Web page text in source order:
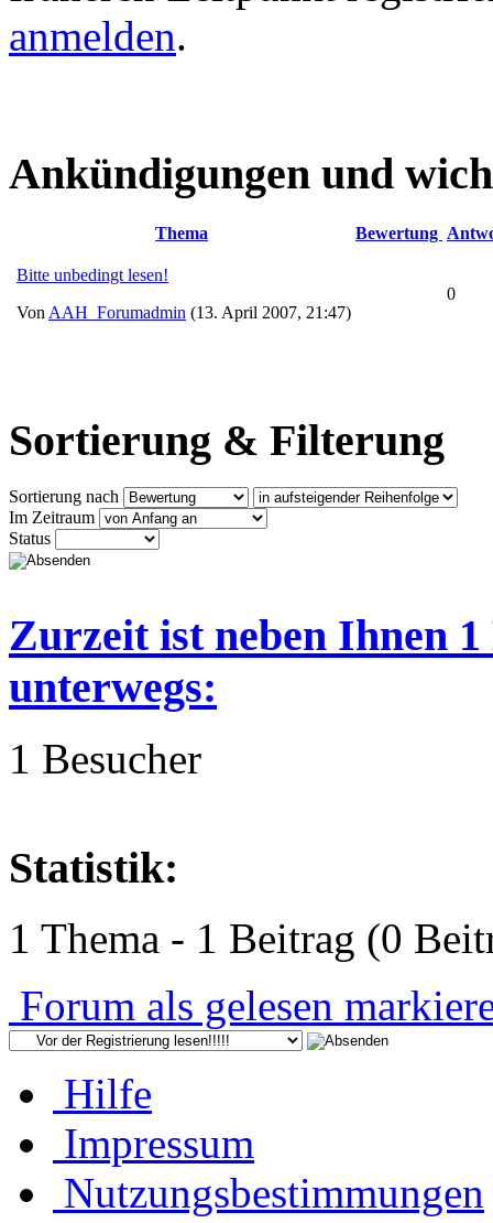
anmelden.
Ankündigungen und
Thema Bewertung
Bitte unbedingt lesen!
Von AAH_Forumadmin (13. April 2007, 21:47)
0
Sortierung & Filterung
Sortierung nach
Im Zeitraum
Status
Zurzeit ist neben Ihnen
unterwegs:
1 Besucher
Statistik:
1 Thema - 1 Beitrag (0
Forum als gelesen
Hilfe
Impressum
Nutzungsbestimmungen